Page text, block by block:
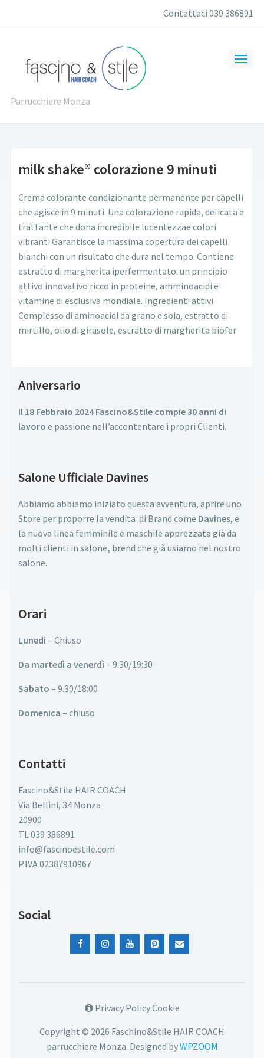
Contattaci 039 386891
Parrucchiere Monza
milk shake® colorazione 9 minuti
Crema colorante condizionante permanente per capelli
che agisce in 9 minuti. Una colorazione rapida, delicata e
trattante che dona incredibile lucentezzae colori
vibranti Garantisce la massima copertura dei capelli
bianchi con un risultato che dura nel tempo. Contiene
estratto di margherita iperfermentato: un principio
attivo innovativo ricco in proteine, amminoacidi e
vitamine di esclusiva mondiale. Ingredienti attivi
Complesso di aminoacidi da grano e soia, estratto di
mirtillo, olio di girasole, estratto di margherita biofer
Aniversario
Il 18 Febbraio 2024 Fascino&Stile compie 30 anni di
lavoro e passione nell’accontentare i propri Clienti.
Salone Ufficiale Davines
Abbiamo abbiamo iniziato questa avventura, aprire uno
Store per proporre la vendita di Brand come Davines, e
la nuova linea femminile e maschile apprezzata già da
molti clienti in salone, brend che già usiamo nel nostro
salone.
Orari
Lunedi – Chiuso
Da martedì a venerdì – 9:30/19:30
Sabato – 9.30/18:00
Domenica – chiuso
Contatti
Fascino&Stile HAIR COACH
Via Bellini, 34 Monza
20900
TL 039 386891
info@fascinoestile.com
P.IVA 02387910967
Social
Privacy Policy Cookie
Copyright © 2026 Faschino&Stile HAIR COACH
parrucchiere Monza. Designed byWPZOOM